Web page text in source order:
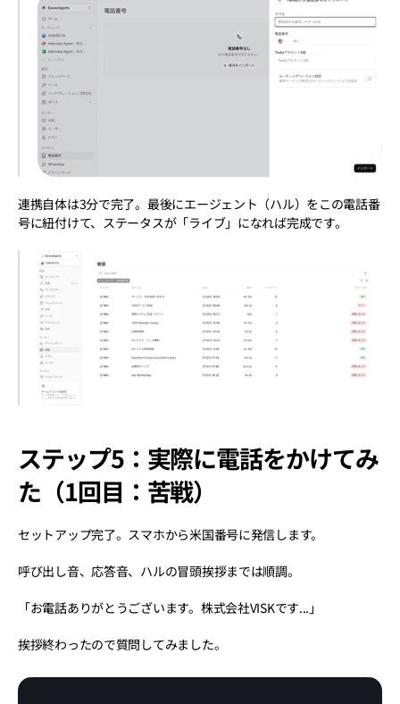
連携自体は3分で完了。最後にエージェント（ハル）をこの電話番
号に紐付けて、ステータスが「ライブ」になれば完成です。
ステップ5：実際に電話をかけてみ
た（1回目：苦戦）
セットアップ完了。スマホから米国番号に発信します。
呼び出し音、応答音、ハルの冒頭挨拶までは順調。
「お電話ありがとうございます。株式会社VISKです...」
挨拶終わったので質問してみました。